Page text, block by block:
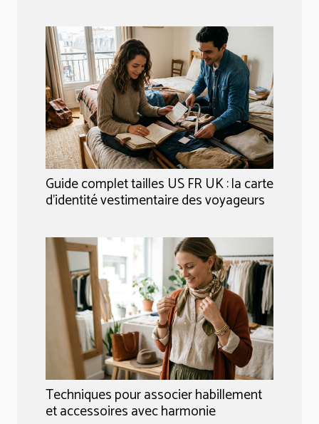
Guide complet tailles US FR UK : la carte
d’identité vestimentaire des voyageurs
Techniques pour associer habillement
et accessoires avec harmonie